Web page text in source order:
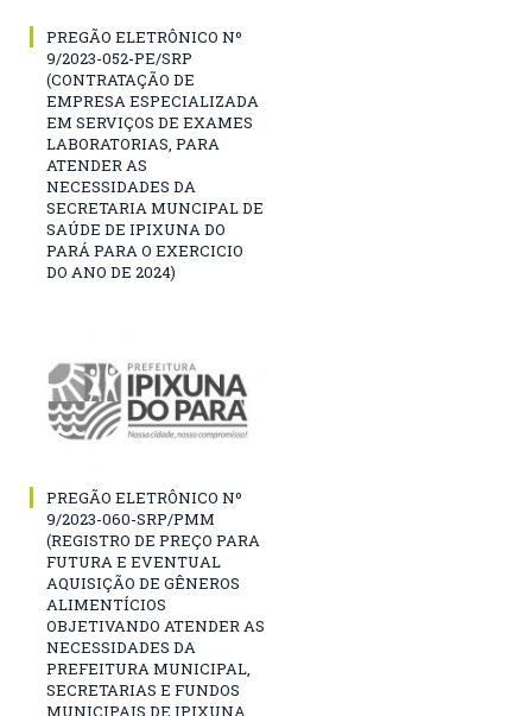
PREGÃO ELETRÔNICO Nº
9/2023-052-PE/SRP
(CONTRATAÇÃO DE
EMPRESA ESPECIALIZADA
EM SERVIÇOS DE EXAMES
LABORATORIAS, PARA
ATENDER AS
NECESSIDADES DA
SECRETARIA MUNCIPAL DE
SAÚDE DE IPIXUNA DO
PARÁ PARA O EXERCICIO
DO ANO DE 2024)
PREGÃO ELETRÔNICO Nº
9/2023-060-SRP/PMM
(REGISTRO DE PREÇO PARA
FUTURA E EVENTUAL
AQUISIÇÃO DE GÊNEROS
ALIMENTÍCIOS
OBJETIVANDO ATENDER AS
NECESSIDADES DA
PREFEITURA MUNICIPAL,
SECRETARIAS E FUNDOS
MUNICIPAIS DE IPIXUNA